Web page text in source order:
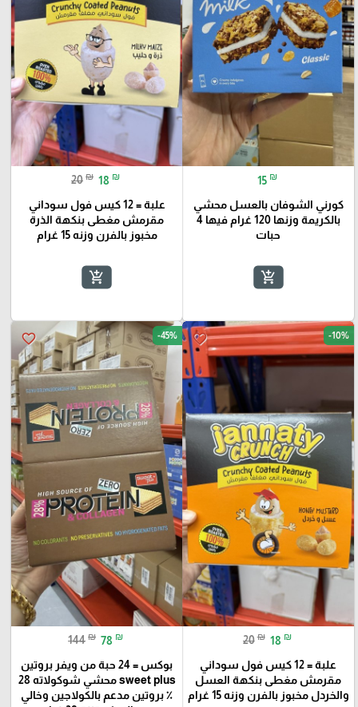
15 ₪
كورني الشوفان بالعسل محشي
بالكريمة وزنها 120 غرام فيها 4
حبات
add_shopping_cart
20 ₪ 18 ₪
علبة = 12 كيس فول سوداني
مقرمش مغطى بنكهة الذرة
مخبوز بالفرن وزنه 15 غرام
add_shopping_cart
favorite_border -10%
20 ₪ 18 ₪
علبة = 12 كيس فول سوداني
مقرمش مغطى بنكهة العسل
والخردل مخبوز بالفرن وزنه 15 غرام
favorite_border -45%
144 ₪ 78 ₪
بوكس = 24 حبة من ويفر بروتين
sweet plus محشي شوكولاته 28
٪؜ بروتين مدعم بالكولاجين وخالي